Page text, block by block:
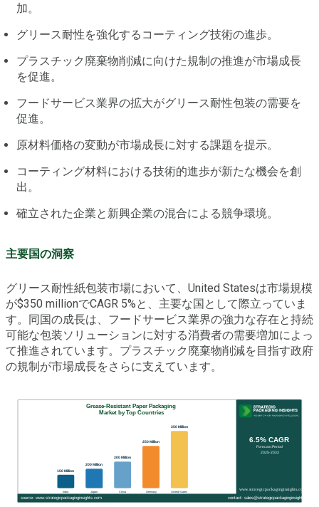
加。
グリース耐性を強化するコーティング技術の進歩。
プラスチック廃棄物削減に向けた規制の推進が市場成長
を促進。
フードサービス業界の拡大がグリース耐性包装の需要を
促進。
原材料価格の変動が市場成長に対する課題を提示。
コーティング材料における技術的進歩が新たな機会を創
出。
確立された企業と新興企業の混合による競争環境。
主要国の洞察
グリース耐性紙包装市場において、United Statesは市場規模
が$350 millionでCAGR 5%と、主要な国として際立っていま
す。同国の成長は、フードサービス業界の強力な存在と持続
可能な包装ソリューションに対する消費者の需要増加によっ
て推進されています。プラスチック廃棄物削減を目指す政府
の規制が市場成長をさらに支えています。